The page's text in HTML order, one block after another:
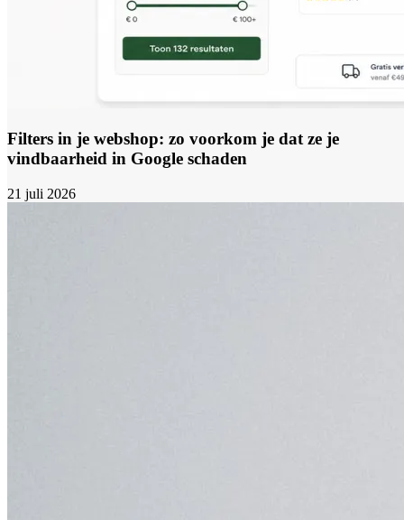
Filters in je webshop: zo voorkom je dat ze je
vindbaarheid in Google schaden
21 juli 2026